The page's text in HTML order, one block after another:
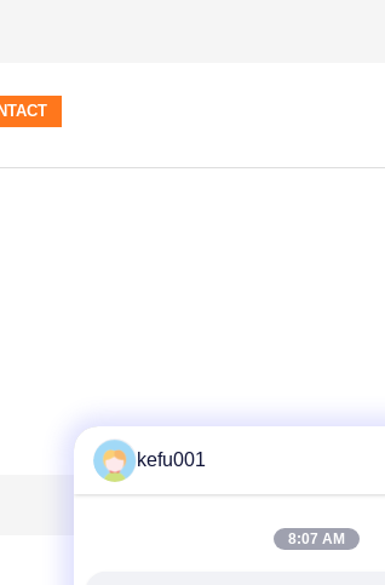
kefu001
8:07 AM